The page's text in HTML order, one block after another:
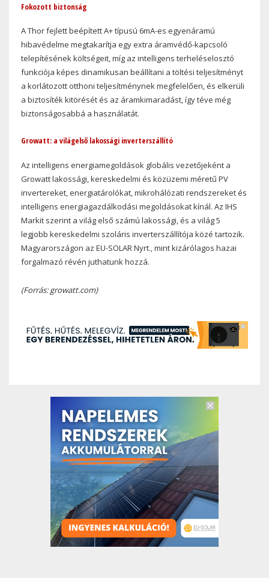
Fokozott biztonság
A Thor fejlett beépített A+ típusú 6mA-es egyenáramú
hibavédelme megtakarítja egy extra áramvédő-kapcsoló
telepítésének költségeit, míg az intelligens terheléselosztó
funkciója képes dinamikusan beállítani a töltési teljesítményt
a korlátozott otthoni teljesítménynek megfelelően, és elkerüli
a biztosíték kitörését és az áramkimaradást, így téve még
biztonságosabbá a használatát.
Growatt: a világelső lakossági inverterszállító
Az intelligens energiamegoldások globális vezetőjeként a
Growatt lakossági, kereskedelmi és közüzemi méretű PV
invertereket, energiatárolókat, mikrohálózati rendszereket és
intelligens energiagazdálkodási megoldásokat kínál. Az IHS
Markit szerint a világ első számú lakossági, és a világ 5
legjobb kereskedelmi szoláris inverterszállítója közé tartozik.
Magyarországon az EU-SOLAR Nyrt., mint kizárólagos hazai
forgalmazó révén juthatunk hozzá.
(Forrás: growatt.com)